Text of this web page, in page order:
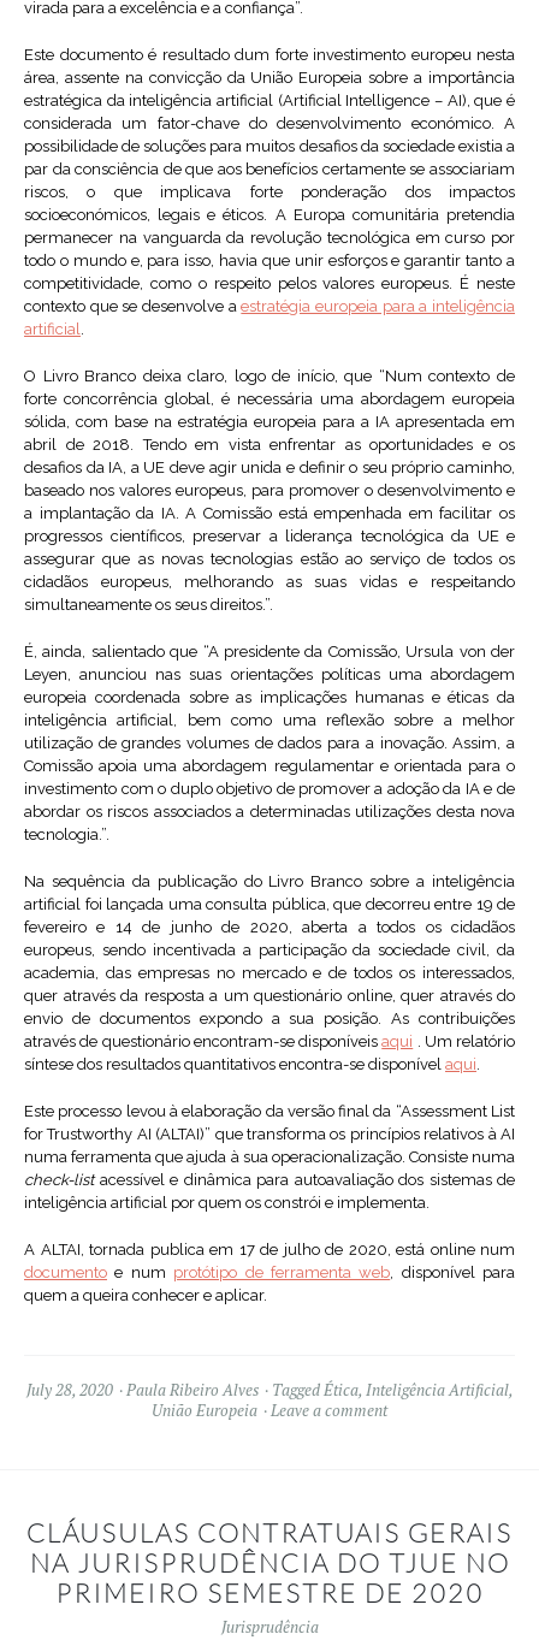
virada para a excelência e a confiança”.
Este documento é resultado dum forte investimento europeu nesta
área, assente na convicção da União Europeia sobre a importância
estratégica da inteligência artificial (Artificial Intelligence – AI), que é
considerada um fator-chave do desenvolvimento económico. A
possibilidade de soluções para muitos desafios da sociedade existia a
par da consciência de que aos benefícios certamente se associariam
riscos, o que implicava forte ponderação dos impactos
socioeconómicos, legais e éticos. A Europa comunitária pretendia
permanecer na vanguarda da revolução tecnológica em curso por
todo o mundo e, para isso, havia que unir esforços e garantir tanto a
competitividade, como o respeito pelos valores europeus. É neste
contexto que se desenvolve aestratégia europeia para a inteligência
artificial.
O Livro Branco deixa claro, logo de início, que “Num contexto de
forte concorrência global, é necessária uma abordagem europeia
sólida, com base na estratégia europeia para a IA apresentada em
abril de 2018. Tendo em vista enfrentar as oportunidades e os
desafios da IA, a UE deve agir unida e definir o seu próprio caminho,
baseado nos valores europeus, para promover o desenvolvimento e
a implantação da IA. A Comissão está empenhada em facilitar os
progressos científicos, preservar a liderança tecnológica da UE e
assegurar que as novas tecnologias estão ao serviço de todos os
cidadãos europeus, melhorando as suas vidas e respeitando
simultaneamente os seus direitos.”.
É, ainda, salientado que “A presidente da Comissão, Ursula von der
Leyen, anunciou nas suas orientações políticas uma abordagem
europeia coordenada sobre as implicações humanas e éticas da
inteligência artificial, bem como uma reflexão sobre a melhor
utilização de grandes volumes de dados para a inovação. Assim, a
Comissão apoia uma abordagem regulamentar e orientada para o
investimento com o duplo objetivo de promover a adoção da IA e de
abordar os riscos associados a determinadas utilizações desta nova
tecnologia.”.
Na sequência da publicação do Livro Branco sobre a inteligência
artificial foi lançada uma consulta pública, que decorreu entre 19 de
fevereiro e 14 de junho de 2020, aberta a todos os cidadãos
europeus, sendo incentivada a participação da sociedade civil, da
academia, das empresas no mercado e de todos os interessados,
quer através da resposta a um questionário online, quer através do
envio de documentos expondo a sua posição. As contribuições
através de questionário encontram-se disponíveisaqui . Um relatório
síntese dos resultados quantitativos encontra-se disponível aqui.
Este processo levou à elaboração da versão final da “Assessment List
for Trustworthy AI (ALTAI)” que transforma os princípios relativos à AI
numa ferramenta que ajuda à sua operacionalização. Consiste numa
check-listacessível e dinâmica para autoavaliação dos sistemas de
inteligência artificial por quem os constrói e implementa.
A ALTAI, tornada publica em 17 de julho de 2020, está online num
documento e num protótipo de ferramenta web, disponível para
quem a queira conhecer e aplicar.
July 28, 2020 Paula Ribeiro Alves TaggedÉtica, Inteligência Artificial,
União Europeia
Leave a comment
CLÁUSULAS CONTRATUAIS GERAIS
NA JURISPRUDÊNCIA DO TJUE NO
PRIMEIRO SEMESTRE DE 2020
Jurisprudência